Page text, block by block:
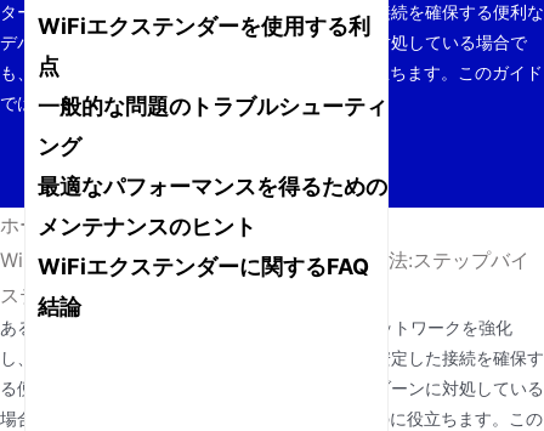
ターの信号が届きにくいエリアで強力で安定した接続を確保する便利な
デバイスです。自宅やオフィスのデッドゾーンに対処している場合で
も、WiFiエクステンダーは接続を維持するのに役立ちます。このガイド
では、必要なものすべてについて説明します...
ホーム / ニュース /
WiFiエクステンダーをルーターに接続する方法:ステップバイ
ステップガイド
WiFiエクステンダーを使用する利
点
一般的な問題のトラブルシューティ
ング
最適なパフォーマンスを得るための
メンテナンスのヒント
WiFiエクステンダーに関するFAQ
結論
ある
は、既存のワイヤレスネットワークを強化
し、ルーターの信号が届きにくいエリアで強力で安定した接続を確保す
る便利なデバイスです。自宅やオフィスのデッドゾーンに対処している
場合でも、WiFiエクステンダーは接続を維持するのに役立ちます。この